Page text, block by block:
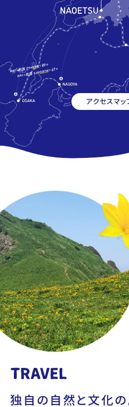
アクセスマッ
独自の自然と文化の